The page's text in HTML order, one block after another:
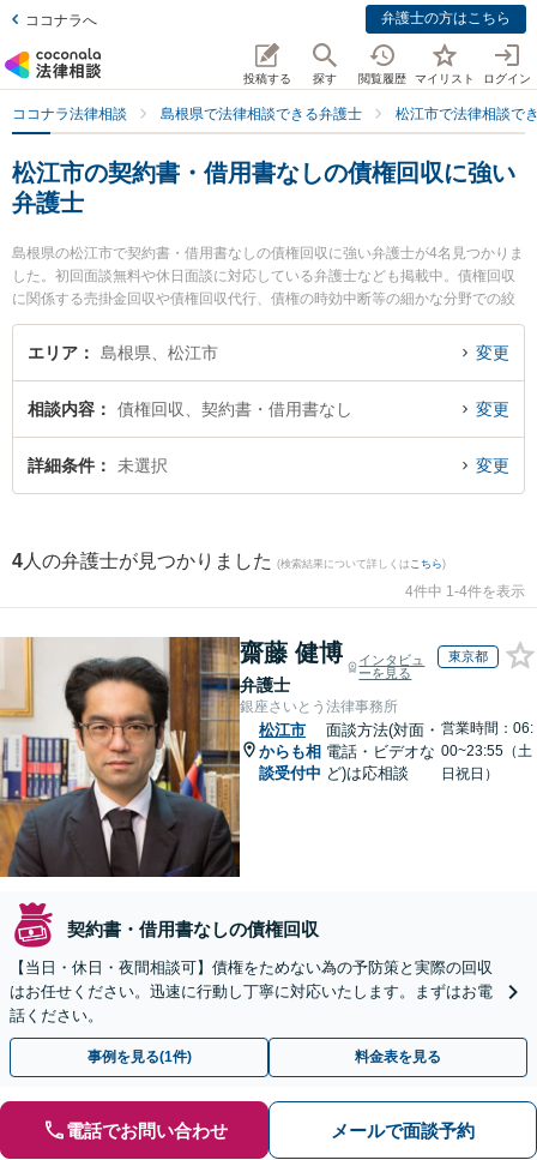
ココナラへ 弁護士の方はこちら
投稿する 探す 閲覧履歴 マイリスト ログイン
ココナラ法律相談 島根県で法律相談できる弁護士 松江市で法律相談で
松江市の契約書・借用書なしの債権回収に強い
弁護士
島根県の松江市で契約書・借用書なしの債権回収に強い弁護士が4名見つかりま
した。初回面談無料や休日面談に対応している弁護士なども掲載中。債権回収
に関係する売掛金回収や債権回収代行、債権の時効中断等の細かな分野での絞
り込み検索もでき便利です。特に長坂法律事務所の長坂 正弁護士や松江桜法律
事務所の永野 茜弁護士、松村法律事務所の松村 健太郎弁護士のプロフィール情
い』『契約書・借用書なしの債権回収のトラブル解決の実績豊富な近くの弁護
士を検索したい』『初回相談無料で契約書・借用書なしの債権回収を法律相談
できる松江市内の弁護士に相談予約したい』などでお困りの相談者さんにおす
エリア 島根県、松江市 変更
相談内容 債権回収、契約書・借用書なし 変更
詳細条件 未選択 変更
4 人の弁護士が見つかりました (検索結果について詳しくは こちら)
4件中 1-4件を表示
齋藤 健博
弁護士
インタビュ
ーを見る
東京都
銀座さいとう法律事務所
松江市
からも相
談受付中
面談方法(対面・
電話・ビデオな
ど)は応相談
営業時間：06:
00~23:55（土
日祝日）
契約書・借用書なしの債権回収
【当日・休日・夜間相談可】債権をためない為の予防策と実際の回収
はお任せください。迅速に行動し丁寧に対応いたします。まずはお電
話ください。
事例を見る(1件) 料金表を見る
電話でお問い合わせ メールで面談予約